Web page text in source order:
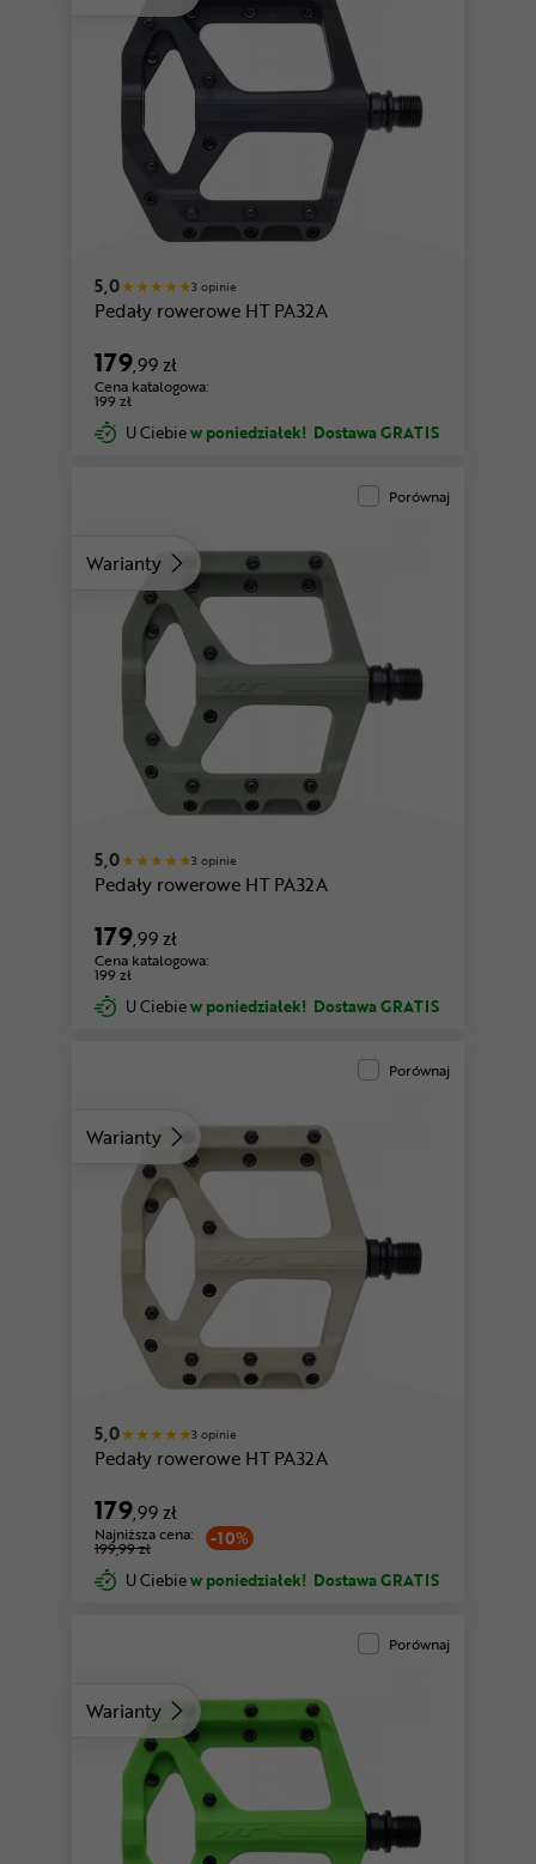
czerwony
5,0 3 opinie
Pedały rowerowe HT PA32A
179,99 zł
Cena katalogowa:
199 zł
U Ciebiew poniedziałek! Dostawa GRATIS
Warianty
czerwony
Porównaj
5,0 3 opinie
Pedały rowerowe HT PA32A
179,99 zł
Cena katalogowa:
199 zł
U Ciebiew poniedziałek! Dostawa GRATIS
Warianty
czerwony
Porównaj
5,0 3 opinie
Pedały rowerowe HT PA32A
179,99 zł
-10%
Najniższa cena:
199,99 zł
U Ciebiew poniedziałek! Dostawa GRATIS
Warianty
Porównaj